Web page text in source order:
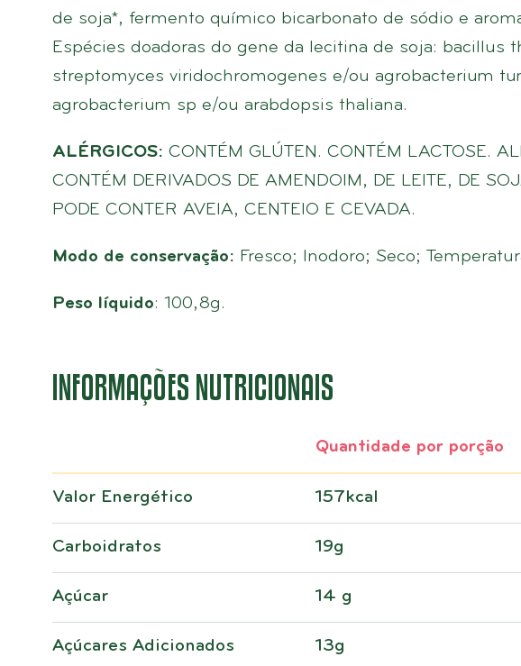
de soja*, fermento químico bicarbonato de sódio e
Espécies doadoras do gene da lecitina de soja: bacillus
streptomyces viridochromogenes e/ou agrobacterium
agrobacterium sp e/ou arabdopsis thaliana.
ALÉRGICOS: CONTÉM GLÚTEN. CONTÉM LACTOSE.
CONTÉM DERIVADOS DE AMENDOIM, DE LEITE, DE
PODE CONTER AVEIA, CENTEIO E CEVADA.
Modo de conservação: Fresco; Inodoro; Seco;
Peso líquido: 100,8g.
INFORMAÇÕES NUTRICIONAIS
Quantidade por porção
Valor Energético 157kcal
Carboidratos 19g
Açúcar 14 g
Açúcares Adicionados 13g